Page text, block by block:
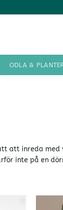
ODLA &
att inreda
inte på en